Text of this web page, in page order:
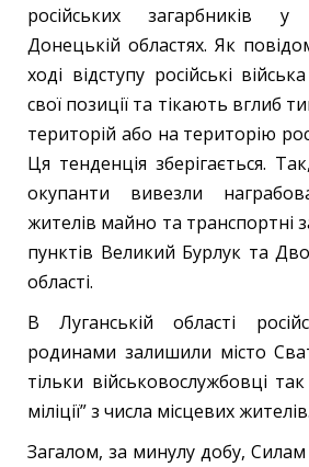
російських загарбників у
Донецькій областях. Як
ході відступу російські
свої позиції та тікають вглиб
територій або на територію
Ця тенденція зберігається.
окупанти вивезли
жителів майно та транспортні
пунктів Великий Бурлук та
області.
В Луганській області
родинами залишили місто
тільки військовослужбовці
міліції” з числа місцевих жителів.
Загалом, за минулу добу,